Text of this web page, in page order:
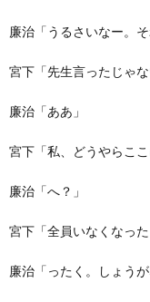
廉治「うるさいなー。
宮下「先生言ったじゃ
廉治「ああ」
宮下「私、どうやらこ
廉治「へ？」
宮下「全員いなくなっ
廉治「ったく。しょう